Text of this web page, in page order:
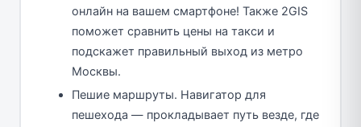
онлайн на вашем смартфоне! Также 2GIS
поможет сравнить цены на такси и
подскажет правильный выход из метро
Москвы.
Пешие маршруты. Навигатор для
пешехода — прокладывает путь везде, где